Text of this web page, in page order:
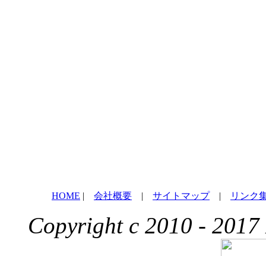
HOME | 会社概要 | サイトマップ| リンク
Copyright c 2010 - 2017